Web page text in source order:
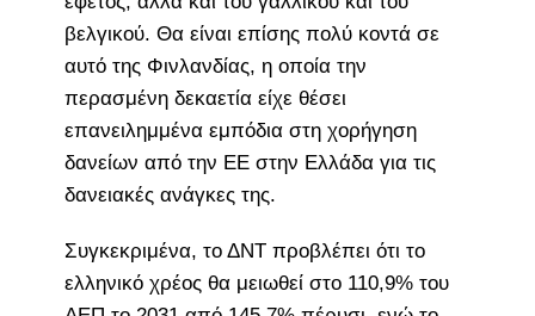
βελγικού. Θα είναι επίσης πολύ κοντά σε
αυτό της Φινλανδίας, η οποία την
περασμένη δεκαετία είχε θέσει
επανειλημμένα εμπόδια στη χορήγηση
δανείων από την ΕΕ στην Ελλάδα για τις
δανειακές ανάγκες της.
Συγκεκριμένα, το ΔΝΤ προβλέπει ότι το
ελληνικό χρέος θα μειωθεί στο 110,9% του